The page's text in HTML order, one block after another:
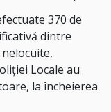
370 de
dintre
Locale au
la încheierea